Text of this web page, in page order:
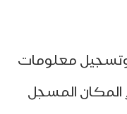
معلومات
المسجل